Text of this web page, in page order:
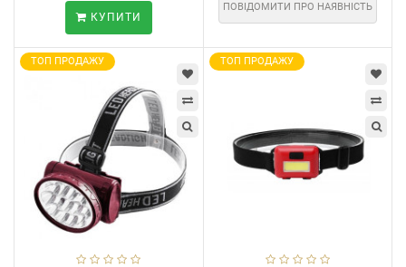
КУПИТИ
ПОВІДОМИТИ ПРО НАЯВНІСТЬ
ТОП ПРОДАЖУ ТОП ПРОДАЖУ